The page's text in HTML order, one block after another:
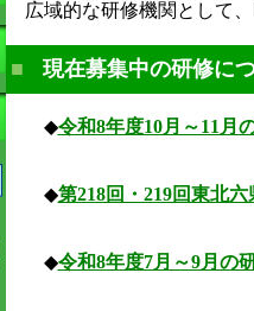
広域的な研修機関として、
■ 現在募集中の研修に
◆令和8年度10月～11月
◆第218回・219回東北
◆令和8年度7月～9月の